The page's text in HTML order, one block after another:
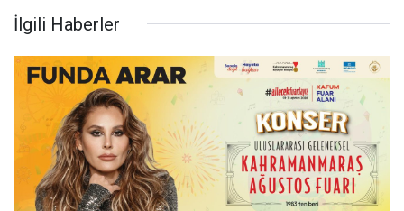
İlgili Haberler